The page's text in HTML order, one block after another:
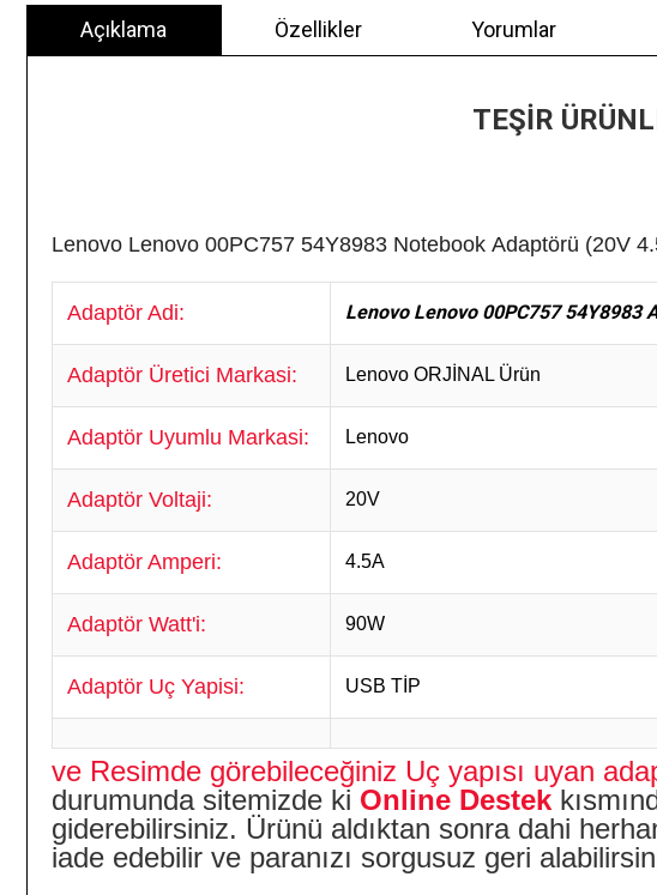
Açıklama Özellikler Yorumlar
TEŞİR
Lenovo Lenovo 00PC757 54Y8983 Notebook Adaptörü (20V
Adaptör Adi: Lenovo Lenovo 00PC757 54Y8983
Adaptör Üretici Markasi: Lenovo ORJİNAL Ürün
Adaptör Uyumlu Markasi: Lenovo
Adaptör Voltaji: 20V
Adaptör Amperi: 4.5A
Adaptör Watt'i: 90W
Adaptör Uç Yapisi: USB TİP
ve Resimde görebileceğiniz Uç yapısı uyan
durumunda sitemizde ki Online Destek
giderebilirsiniz. Ürünü aldıktan sonra dahi
iade edebilir ve paranızı sorgusuz geri